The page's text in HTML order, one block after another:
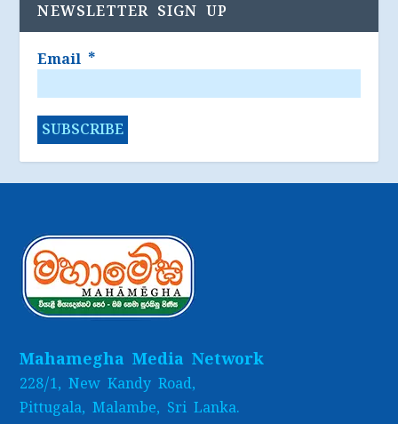
NEWSLETTER SIGN UP
Email *
Mahamegha Media Network
228/1, New Kandy Road,
Pittugala, Malambe, Sri Lanka.